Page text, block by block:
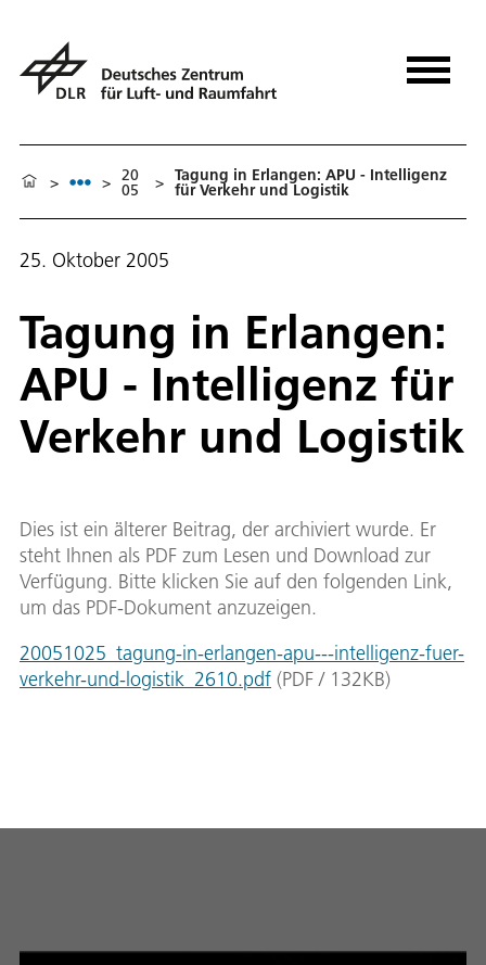
> > 20
05 > Tagung in Erlangen: APU - Intelligenz
für Verkehr und Logistik
25. Oktober 2005
Tagung in Erlangen:
APU - Intelligenz für
Verkehr und Logistik
Dies ist ein älterer Beitrag, der archiviert wurde. Er
steht Ihnen als PDF zum Lesen und Download zur
Verfügung. Bitte klicken Sie auf den folgenden Link,
um das PDF-Dokument anzuzeigen.
20051025_tagung-in-erlangen-apu---intelligenz-fuer-
verkehr-und-logistik_2610.pdf (PDF / 132KB)